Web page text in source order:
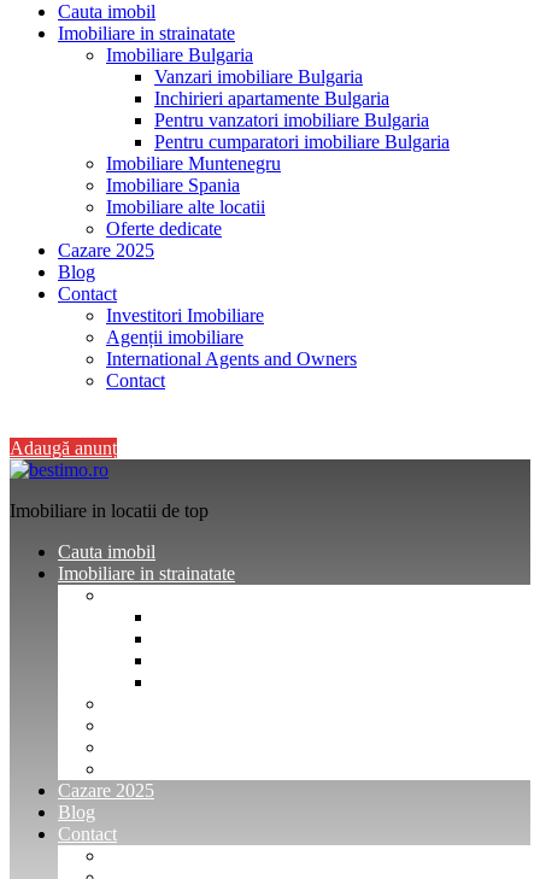
Cauta imobil
Imobiliare in strainatate
Imobiliare Bulgaria
Vanzari imobiliare Bulgaria
Inchirieri apartamente Bulgaria
Pentru vanzatori imobiliare Bulgaria
Pentru cumparatori imobiliare Bulgaria
Imobiliare Muntenegru
Imobiliare Spania
Imobiliare alte locatii
Oferte dedicate
Cazare 2025
Blog
Contact
Investitori Imobiliare
Agenții imobiliare
International Agents and Owners
Contact
Adaugă anunț
Imobiliare in locatii de top
Cauta imobil
Imobiliare in strainatate
Cazare 2025
Blog
Contact